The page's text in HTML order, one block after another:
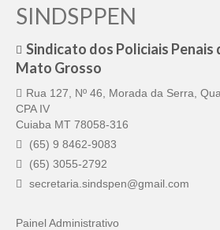
SINDSPPEN
Sindicato dos Policiais Penais
Mato Grosso
Rua 127, Nº 46, Morada da Serra,
CPA IV
Cuiaba MT 78058-316
(65) 9 8462-9083
(65) 3055-2792
secretaria.sindspen@gmail.com
Painel Administrativo